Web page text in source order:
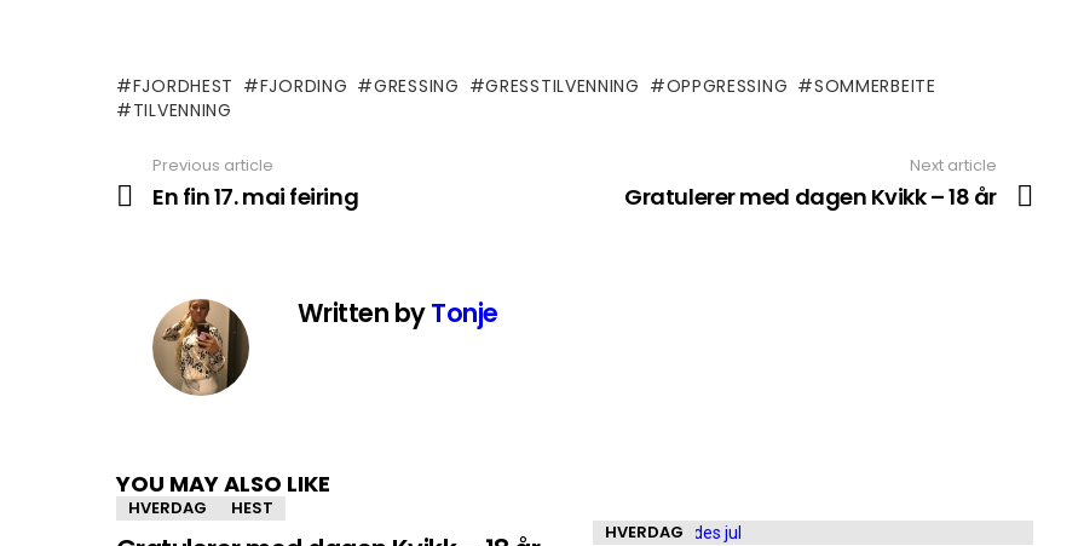
FJORDHEST FJORDING GRESSING GRESSTILVENNING OPPGRESSING
SOMMERBEITE
TILVENNING
more
Previous article
En fin 17. mai feiring
Next article
Gratulerer med dagen Kvikk – 18 år
Written byTonje
YOU MAY ALSO LIKE
HVERDAG HEST
HVERDAG